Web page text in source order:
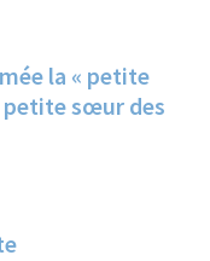
la « petite
petite sœur des